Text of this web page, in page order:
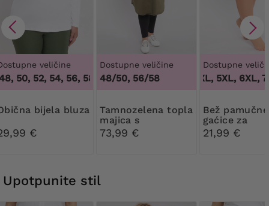
veličine
50, 52, 54, 56, 58, 60, 62, 64,44, 46, 48, 50, 52, 54, 56,
Obična bijela bluza
€
Dostupne veličine
48/50, 56/58
Tamnozelena topla
majica s
patentnim
zatvaračem
73,99 €
Dostupne
3XL, 4XL, 5XL, 6XL,
Bež pamučne
gaćice za
oblikovanje
čipkom
21,99 €
Upotpunite stil